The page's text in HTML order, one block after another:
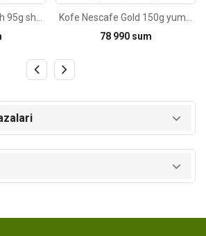
78 990 sum